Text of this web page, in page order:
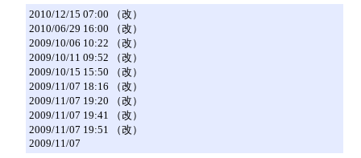
2010/12/15 07:00 （改）
2010/06/29 16:00 （改）
2009/10/06 10:22 （改）
2009/10/11 09:52 （改）
2009/10/15 15:50 （改）
2009/11/07 18:16 （改）
2009/11/07 19:20 （改）
2009/11/07 19:41 （改）
2009/11/07 19:51 （改）
2009/11/07